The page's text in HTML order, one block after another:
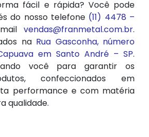
fácil e rápida? Você pode
do nosso telefone (11) 4478 –
vendas@franmetal.com.br.
na Rua Gasconha, número
em Santo André – SP.
você para garantir os
confeccionados em
performance e com matéria
qualidade.